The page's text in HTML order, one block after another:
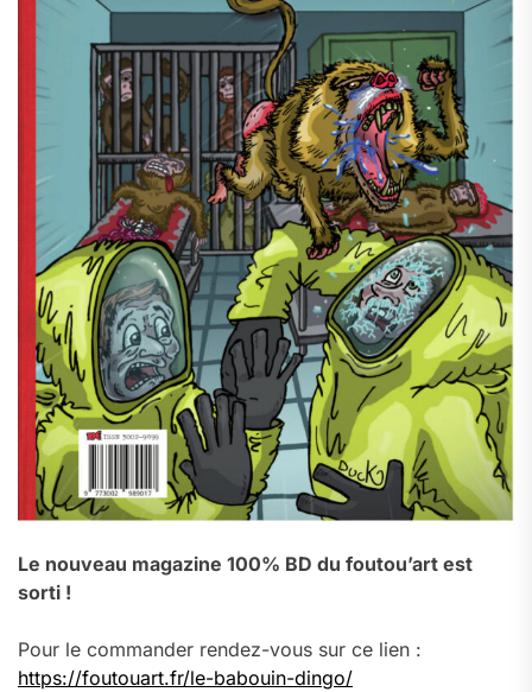
Le nouveau magazine 100% BD du foutou’art est
sorti !
Pour le commander rendez-vous sur ce lien :
https://foutouart.fr/le-babouin-dingo/